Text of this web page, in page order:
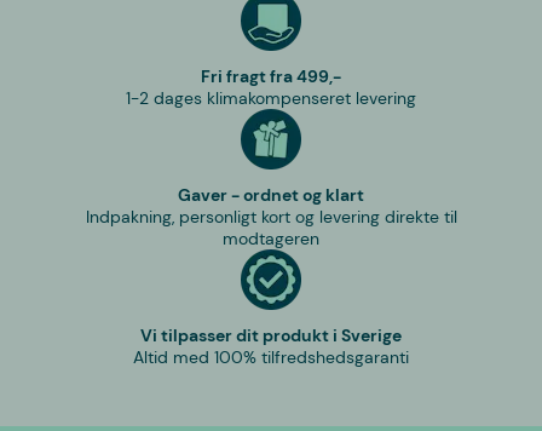
Fri fragt fra 499,-
1-2 dages klimakompenseret levering
Gaver - ordnet og klart
Indpakning, personligt kort og levering direkte til
modtageren
Vi tilpasser dit produkt i Sverige
Altid med 100% tilfredshedsgaranti